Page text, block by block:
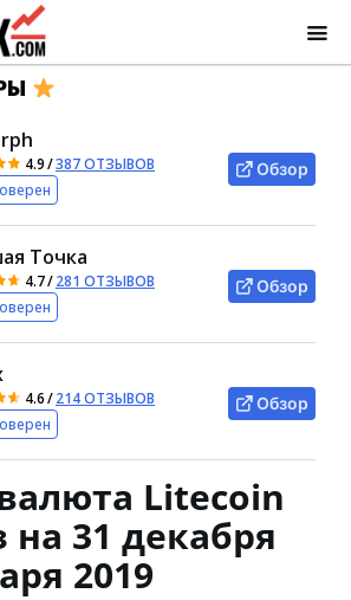
4.9/387 ОТЗЫВОВ
Обзор
Точка
4.7/281 ОТЗЫВОВ
Обзор
4.6/214 ОТЗЫВОВ
Обзор
Litecoin
на 31 декабря
2019